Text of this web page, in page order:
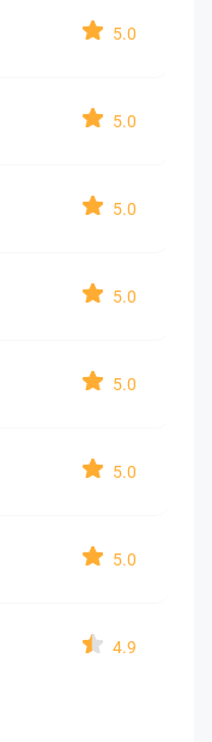
5.0
5.0
5.0
5.0
5.0
5.0
5.0
4.9